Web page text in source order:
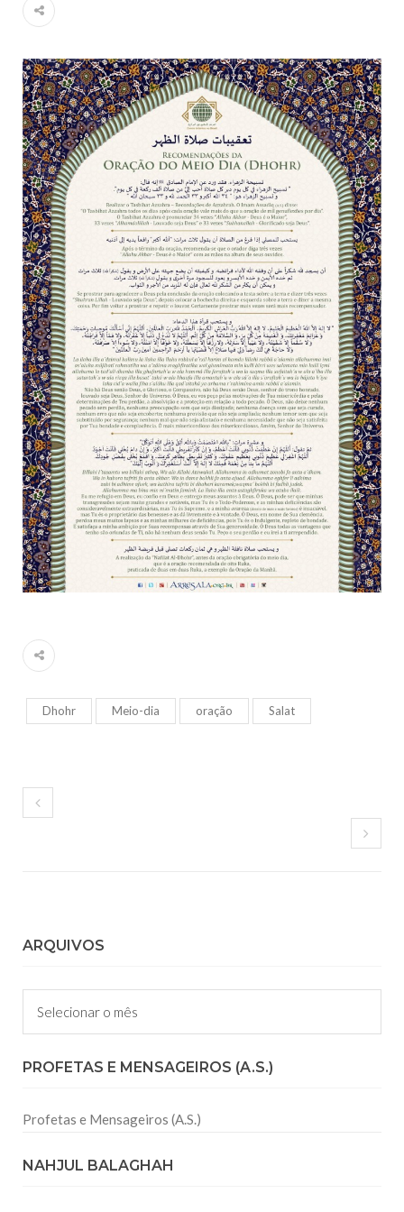
Islâmico no Brasil parabeniza a nação islâmica pela chegada
no ano novo muçulmano de 1435 Hejrita. Desejamos a
10 DE NOVEMBRO DE 2013
Falecimento do Imam Ali Ibn Al-Hussein
(A.S.)
Em nome de Deus, o Clemente, o Misericordioso! Diante da
data em que relembramos o martírio do quarto Imam dos
muçulmanos, o Imam Ali Ibn Al-Hussein Ibn Ali Ibn Abi Táleb
(A.S.), conhecido por “Zein Al-Ábidin” (Formosura
NOTÍCIAS
3 DE JULHO DE 2014
Centro Islâmico no Brasil recebe o ex-
ministro das Relações Exteriores da
República Islâmica do Irã
Na noite da quinta-feira, 03 de Abril, o Centro Islâmico no
Brasil recebeu em sua sede, em São Paulo, o ex-ministro das
Relações Exteriores da República Islâmica do Irã, Sr. Kamal
Kharrazi, que encontra-se visitando
Dhohr Meio-dia oração Salat
ARQUIVOS
Arquivos
PROFETAS E MENSAGEIROS (A.S.)
Profetas e Mensageiros (A.S.)
NAHJUL BALAGHAH